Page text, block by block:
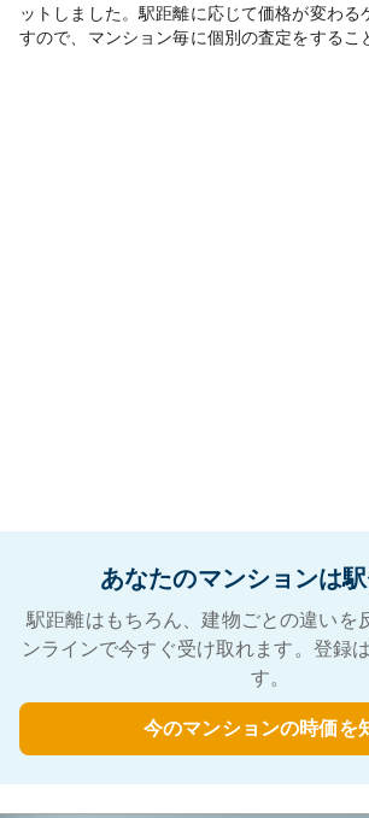
ットしました。駅距離に応じて価格が変わる
すので、マンション毎に個別の査定をするこ
あなたのマンションは
駅距離はもちろん、建物ごとの違いを
ンラインで今すぐ受け取れます。登録
す。
今のマンションの時価を